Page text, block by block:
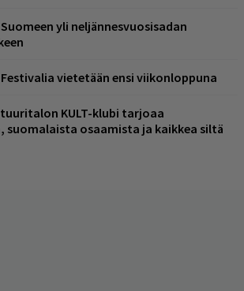
yli neljännesvuosisadan
vietetään ensi viikonloppuna
KULT-klubi tarjoaa
osaamista ja kaikkea siltä